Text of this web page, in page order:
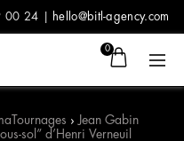
00 24 | hello@bitl-agency.com
0
Tournages ›
Jean Gabin
sol” d’Henri Verneuil